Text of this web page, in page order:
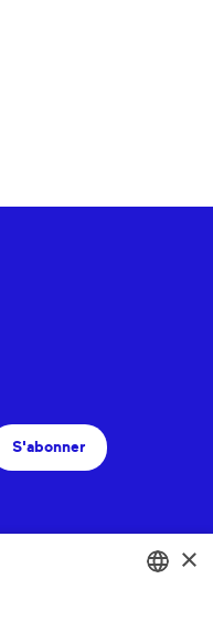
S'abonner
×